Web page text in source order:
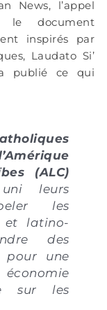
News, l’appel
le document
inspirés par
Laudato Si’
publié ce qui
(ALC)
leurs
les
et latino-
des
pour une
sur les